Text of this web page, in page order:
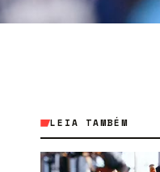
LEIA TAMBÉM